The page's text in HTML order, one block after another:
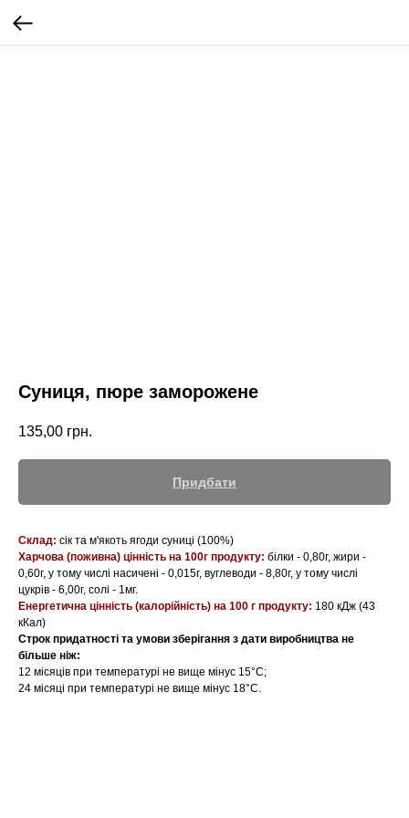
Суниця, пюре заморожене
135,00 грн.
Придбати
Склад: сік та м'якоть ягоди суниці (100%)
Харчова (поживна) цінність на 100г продукту: білки - 0,80г, жири -
0,60г, у тому числі насичені - 0,015г, вуглеводи - 8,80г, у тому числі
цукрів - 6,00г, солі - 1мг.
Енергетична цінність (калорійність) на 100 г продукту: 180 кДж (43
кКал)
Строк придатності та умови зберігання з дати виробництва не
більше ніж:
12 місяців при температурі не вище мінус 15°С;
​24 місяці при температурі не вище мінус 18°С.